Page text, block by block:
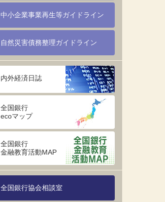
中小企業事業再生等ガイドライン
自然災害債務整理ガイドライン
内外経済日誌
全国銀行
ecoマップ
全国銀行
金融教育活動MAP
全国銀行協会相談室